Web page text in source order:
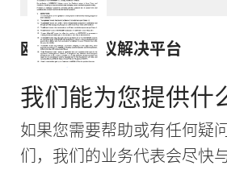
欧盟在线争议解决平台
我们能为您提供什
如果您需要帮助或有任何疑
们，我们的业务代表会尽快